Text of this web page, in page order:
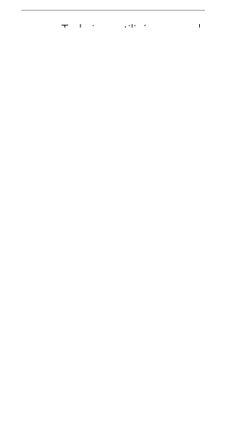
Technique utilisée